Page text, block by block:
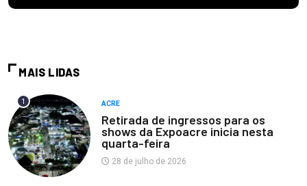
MAIS LIDAS
1 ACRE
Retirada de ingressos para os
shows da Expoacre inicia nesta
quarta-feira
28 de julho de 2026